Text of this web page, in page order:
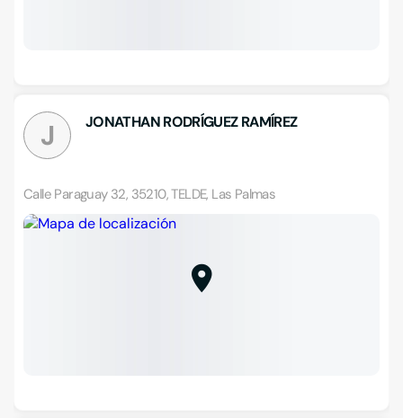
J JONATHAN RODRÍGUEZ RAMÍREZ
Calle Paraguay 32, 35210, TELDE, Las Palmas